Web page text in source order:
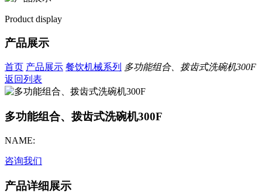
Product display
产品展示
首页 产品展示 餐饮机械系列 多功能组合、拨齿式洗碗机300F
返回列表
多功能组合、拨齿式洗碗机300F
NAME:
咨询我们
产品详细展示